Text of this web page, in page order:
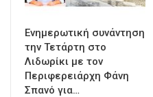
Ενημερωτική συνάντηση
την Τετάρτη στο
Λιδωρίκι με τον
Περιφερειάρχη Φάνη
Σπανό για…